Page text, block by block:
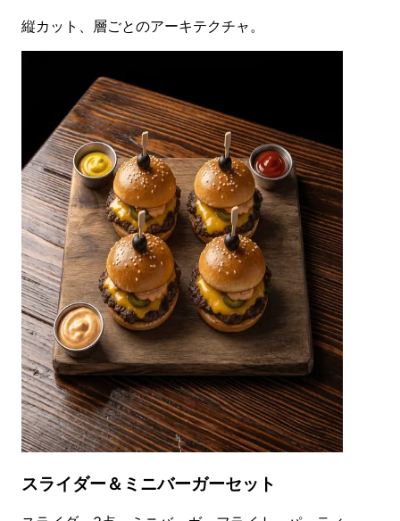
縦カット、層ごとのアーキテクチャ。
スライダー＆ミニバーガーセット